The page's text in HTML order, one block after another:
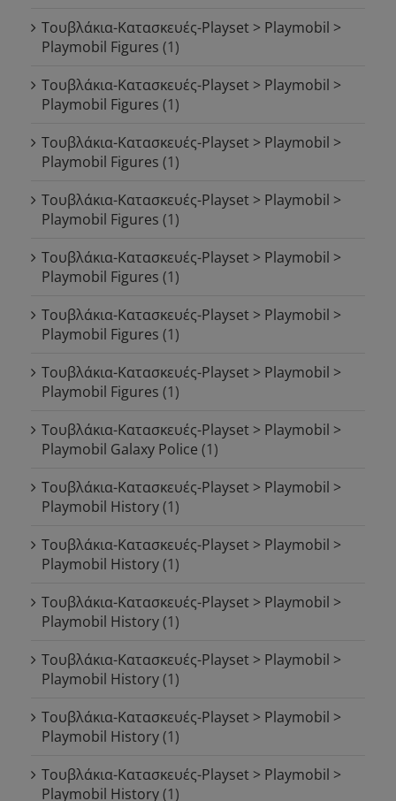
Τουβλάκια-Κατασκευές-Playset > Playmobil >
Playmobil Figures (1)
Τουβλάκια-Κατασκευές-Playset > Playmobil >
Playmobil Figures (1)
Τουβλάκια-Κατασκευές-Playset > Playmobil >
Playmobil Figures (1)
Τουβλάκια-Κατασκευές-Playset > Playmobil >
Playmobil Figures (1)
Τουβλάκια-Κατασκευές-Playset > Playmobil >
Playmobil Figures (1)
Τουβλάκια-Κατασκευές-Playset > Playmobil >
Playmobil Figures (1)
Τουβλάκια-Κατασκευές-Playset > Playmobil >
Playmobil Figures (1)
Τουβλάκια-Κατασκευές-Playset > Playmobil >
Playmobil Galaxy Police (1)
Τουβλάκια-Κατασκευές-Playset > Playmobil >
Playmobil History(1)
Τουβλάκια-Κατασκευές-Playset > Playmobil >
Playmobil History(1)
Τουβλάκια-Κατασκευές-Playset > Playmobil >
Playmobil History(1)
Τουβλάκια-Κατασκευές-Playset > Playmobil >
Playmobil History(1)
Τουβλάκια-Κατασκευές-Playset > Playmobil >
Playmobil History(1)
Τουβλάκια-Κατασκευές-Playset > Playmobil >
Playmobil History(1)